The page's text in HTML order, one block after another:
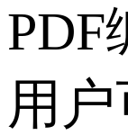
PDF
用